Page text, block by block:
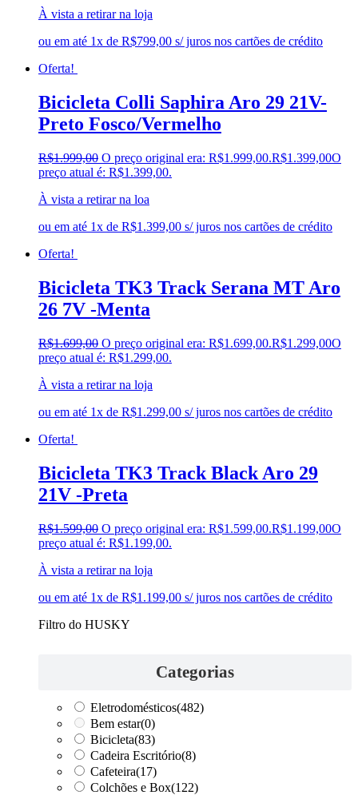
À vista a retirar na loja
ou em até 1x de R$799,00 s/ juros nos cartões de crédito
Oferta!
Bicicleta Colli Saphira Aro 29 21V-
Preto Fosco/Vermelho
R$1.999,00 O preço original era: R$1.999,00.R$1.399,00O
preço atual é: R$1.399,00.
À vista a retirar na loa
ou em até 1x de R$1.399,00 s/ juros nos cartões de crédito
Oferta!
Bicicleta TK3 Track Serana MT Aro
26 7V -Menta
R$1.699,00 O preço original era: R$1.699,00.R$1.299,00O
preço atual é: R$1.299,00.
À vista a retirar na loja
ou em até 1x de R$1.299,00 s/ juros nos cartões de crédito
Oferta!
Bicicleta TK3 Track Black Aro 29
21V -Preta
R$1.599,00 O preço original era: R$1.599,00.R$1.199,00O
preço atual é: R$1.199,00.
À vista a retirar na loja
ou em até 1x de R$1.199,00 s/ juros nos cartões de crédito
Filtro do HUSKY
Categorias
Eletrodomésticos(482)
Bem estar(0)
Bicicleta(83)
Cadeira Escritório(8)
Cafeteira(17)
Colchões e Box(122)